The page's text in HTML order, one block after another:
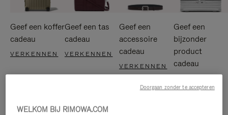
Geef een koffer
cadeau
VERKENNEN
Geef een tas
cadeau
VERKENNEN
Geef een
accessoire
cadeau
VERKENNEN
Geef een
bijzonder
product
cadeau
WELKOM BIJ RIMOWA.COM
Doorgaan zonder te accepteren